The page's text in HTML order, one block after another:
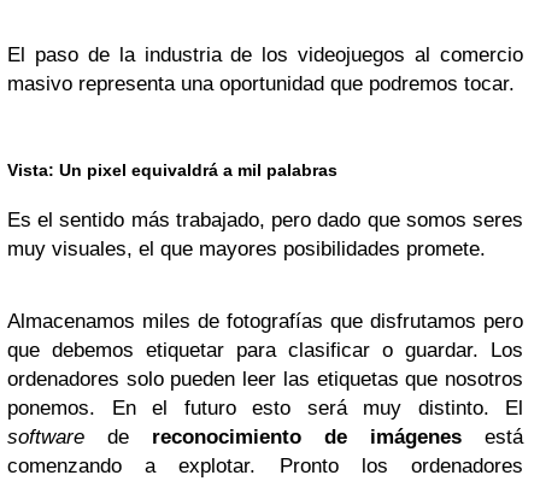
El paso de la industria de los videojuegos al comercio
masivo representa una oportunidad que podremos tocar.
Vista: Un pixel equivaldrá a mil palabras
Es el sentido más trabajado, pero dado que somos seres
muy visuales, el que mayores posibilidades promete.
Almacenamos miles de fotografías que disfrutamos pero
que debemos etiquetar para clasificar o guardar. Los
ordenadores solo pueden leer las etiquetas que nosotros
ponemos. En el futuro esto será muy distinto. El
software de reconocimiento de imágenes está
comenzando a explotar. Pronto los ordenadores